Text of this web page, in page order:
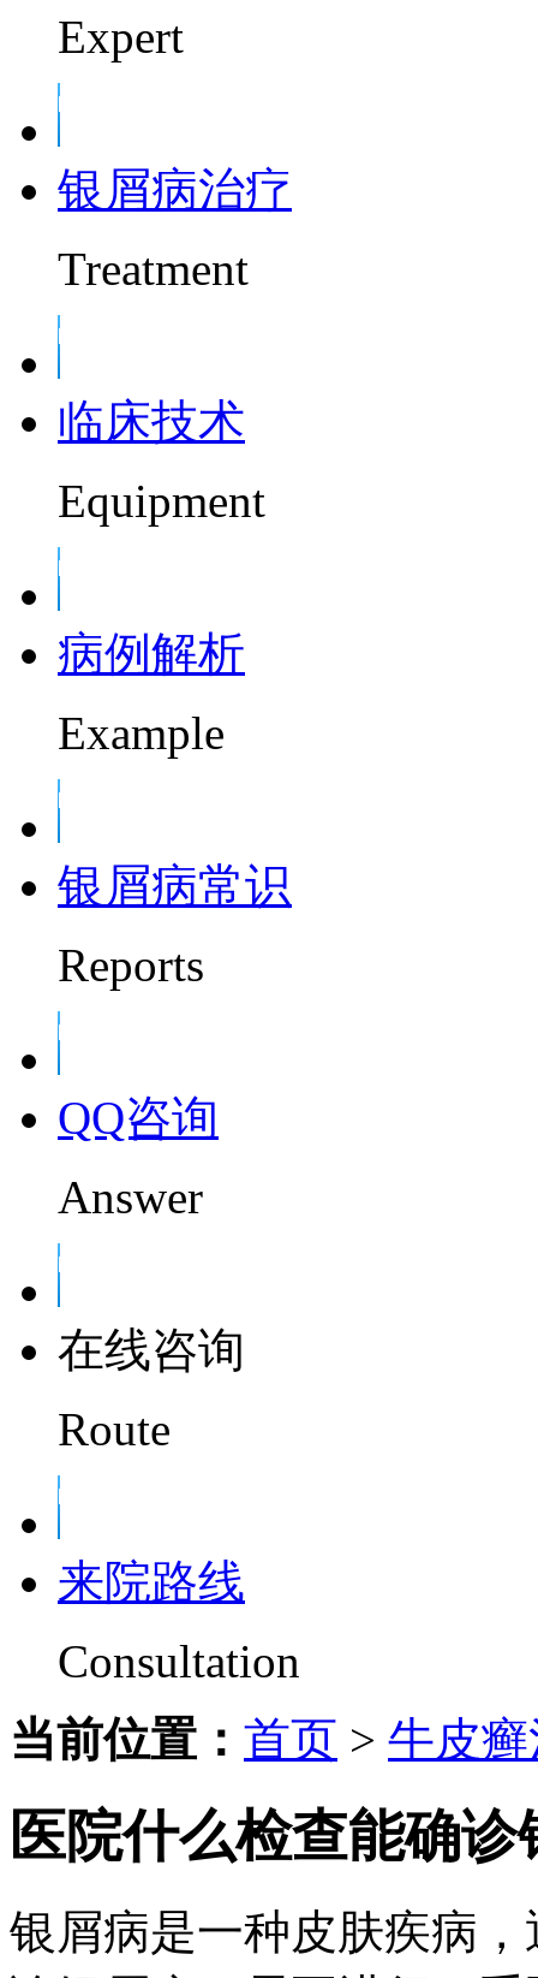
Expert
银屑病治疗
Treatment
临床技术
Equipment
病例解析
Example
银屑病常识
Reports
QQ咨询
Answer
在线咨询
Route
来院路线
Consultation
当前位置： 首页 > 牛皮
医院什么检查能确诊
银屑病是一种皮肤疾病